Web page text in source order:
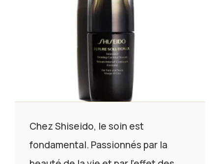
Chez Shiseido, le soin est
fondamental. Passionnés par la